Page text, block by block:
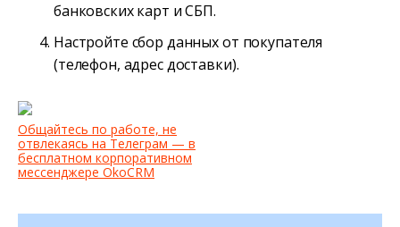
банковских карт и СБП.
Настройте сбор данных от покупателя
(телефон, адрес доставки).
Общайтесь по работе, не
отвлекаясь на Телеграм — в
бесплатном корпоративном
мессенджере OkoCRM